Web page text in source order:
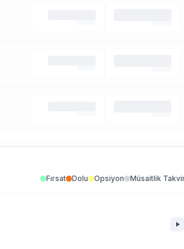
Fırsat Dolu Opsiyon Müsaitlik